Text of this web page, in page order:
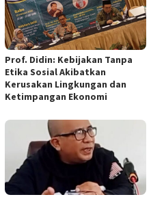
Prof. Didin: Kebijakan Tanpa
Etika Sosial Akibatkan
Kerusakan Lingkungan dan
Ketimpangan Ekonomi